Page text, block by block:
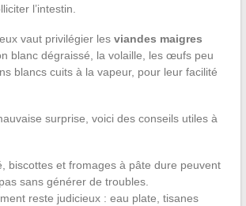
l’intestin.
vaut privilégier les viandes maigres
blanc dégraissé, la volaille, les œufs peu
blancs cuits à la vapeur, pour leur facilité
surprise, voici des conseils utiles à
biscottes et fromages à pâte dure peuvent
sans générer de troubles.
reste judicieux : eau plate, tisanes